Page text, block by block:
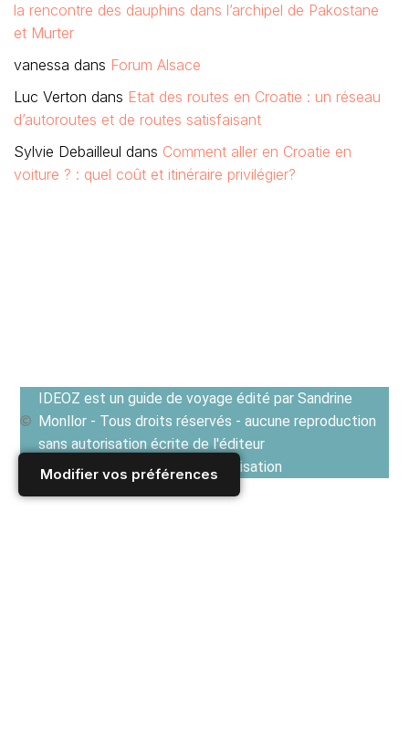
Modifier vos préférences
la rencontre des dauphins dans l’archipel de Pakostane
et Murter
vanessa dans Forum Alsace
Luc Verton dans Etat des routes en Croatie : un réseau
d’autoroutes et de routes satisfaisant
Sylvie Debailleul dans Comment aller en Croatie en
voiture ? : quel coût et itinéraire privilégier?
IDEOZ est un guide de voyage édité par Sandrine
Monllor - Tous droits réservés - aucune reproduction
sans autorisation écrite de l'éditeur
Voir les Conditions générales d'utilisation